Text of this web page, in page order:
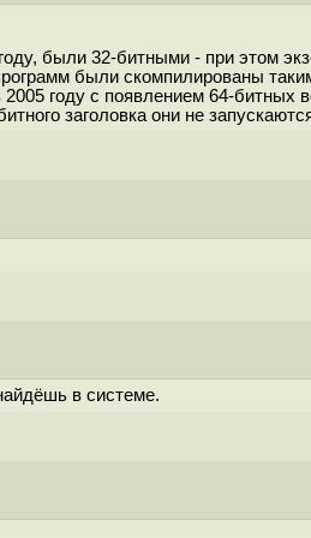
были 32-битными - при этом
были скомпилированы
году с появлением 64-битных
заголовка они не
в системе.